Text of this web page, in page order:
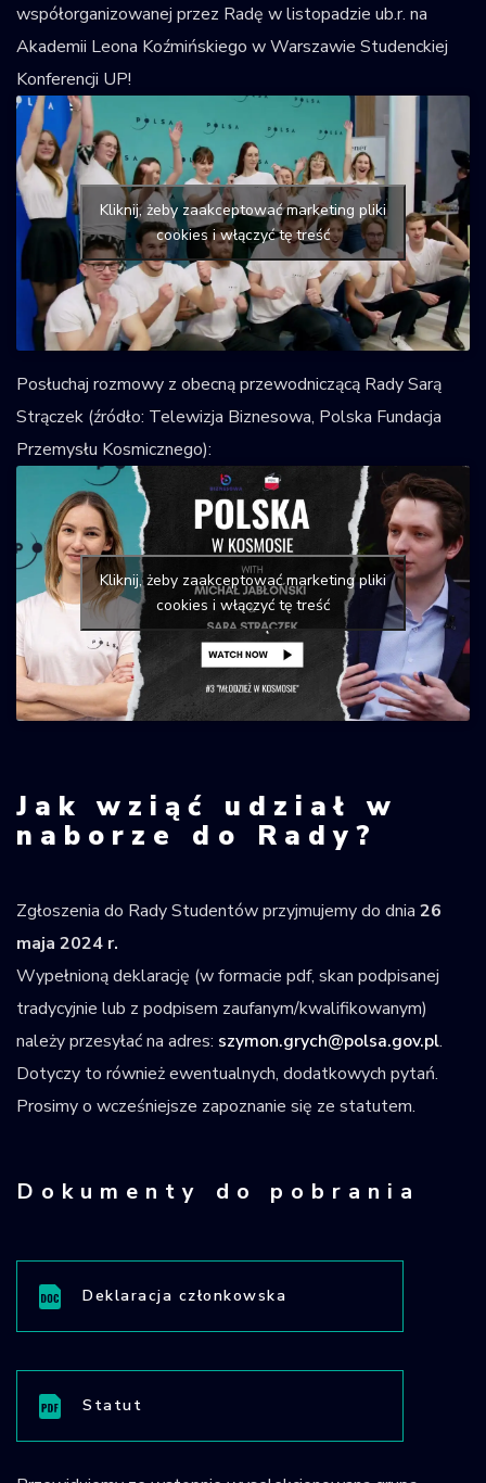
współorganizowanej przez Radę w listopadzie ub.r. na
Akademii Leona Koźmińskiego w Warszawie Studenckiej
Konferencji UP!
Kliknij, żeby zaakceptować marketing pliki
cookies i włączyć tę treść
Posłuchaj rozmowy z obecną przewodniczącą Rady Sarą
Strączek (źródło: Telewizja Biznesowa, Polska Fundacja
Przemysłu Kosmicznego):
Kliknij, żeby zaakceptować marketing pliki
cookies i włączyć tę treść
Jak wziąć udział w
naborze do Rady?
Zgłoszenia do Rady Studentów przyjmujemy do dnia 26
maja 2024 r.
Wypełnioną deklarację (w formacie pdf, skan podpisanej
tradycyjnie lub z podpisem zaufanym/kwalifikowanym)
należy przesyłać na adres: szymon.grych@polsa.gov.pl.
Dotyczy to również ewentualnych, dodatkowych pytań.
Prosimy o wcześniejsze zapoznanie się ze statutem.
Dokumenty do pobrania
Deklaracja członkowska
Statut